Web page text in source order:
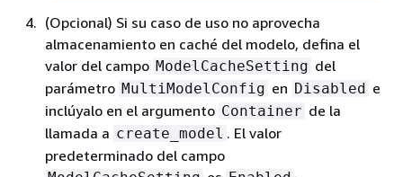
(Opcional) Si su caso de uso no aprovecha
almacenamiento en caché del modelo, defina el
valor del campo ModelCacheSetting del
parámetro MultiModelConfig en Disabled e
inclúyalo en el argumento Container de la
llamada a create_model . El valor
predeterminado del campo